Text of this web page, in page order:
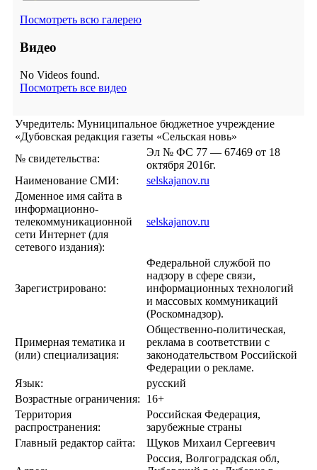
Посмотреть всю галерею
Видео
No Videos found.
Посмотреть все видео
Учредитель: Муниципальное бюджетное учреждение
«Дубовская редакция газеты «Сельская новь»
№ свидетельства:
Эл № ФС 77 — 67469 от 18
октября 2016г.
Наименование СМИ:
selskajanov.ru
Доменное имя сайта в
информационно-
телекоммуникационной
сети Интернет (для
сетевого издания):
selskajanov.ru
Зарегистрировано:
Федеральной службой по
надзору в сфере связи,
информационных технологий
и массовых коммуникаций
(Роскомнадзор).
Примерная тематика и
(или) специализация:
Общественно-политическая,
реклама в соответствии с
законодательством Российской
Федерации о рекламе.
Язык:
русский
Возрастные ограничения:
16+
Территория
распространения:
Российская Федерация,
зарубежные страны
Главный редактор сайта:
Щуков Михаил Сергеевич
Россия, Волгоградская обл,